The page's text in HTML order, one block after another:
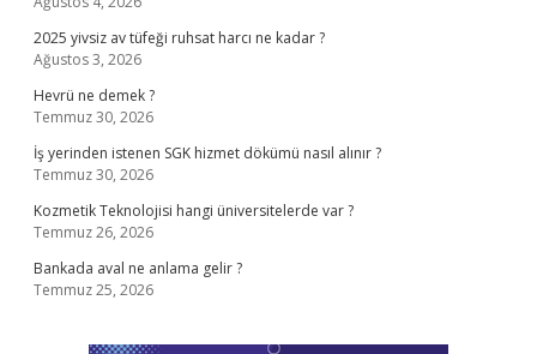
2025 yivsiz av tüfeği ruhsat harcı ne kadar ?
Ağustos 3, 2026
Hevrü ne demek ?
Temmuz 30, 2026
İş yerinden istenen SGK hizmet dökümü nasıl alınır ?
Temmuz 30, 2026
Kozmetik Teknolojisi hangi üniversitelerde var ?
Temmuz 26, 2026
Bankada aval ne anlama gelir ?
Temmuz 25, 2026